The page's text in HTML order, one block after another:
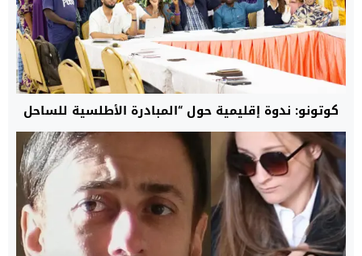
كوتونو: ندوة إقليمية حول “المبادرة الأطلسية للساحل